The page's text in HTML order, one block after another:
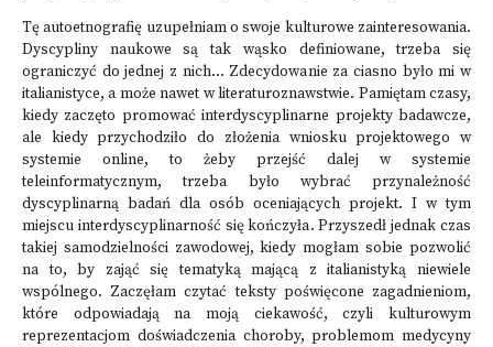
Tę autoetnografię uzupełniam o swoje kulturowe zainteresowania.
Dyscypliny naukowe są tak wąsko definiowane, trzeba się
ograniczyć do jednej z nich... Zdecydowanie za ciasno było mi w
italianistyce, a może nawet w literaturoznawstwie. Pamiętam czasy,
kiedy zaczęto promować interdyscyplinarne projekty badawcze,
ale kiedy przychodziło do złożenia wniosku projektowego w
systemie online, to żeby przejść dalej w systemie
teleinformatycznym, trzeba było wybrać przynależność
dyscyplinarną badań dla osób oceniających projekt. I w tym
miejscu interdyscyplinarność się kończyła. Przyszedł jednak czas
takiej samodzielności zawodowej, kiedy mogłam sobie pozwolić
na to, by zająć się tematyką mającą z italianistyką niewiele
wspólnego. Zaczęłam czytać teksty poświęcone zagadnieniom,
które odpowiadają na moją ciekawość, czyli kulturowym
reprezentacjom doświadczenia choroby, problemom medycyny